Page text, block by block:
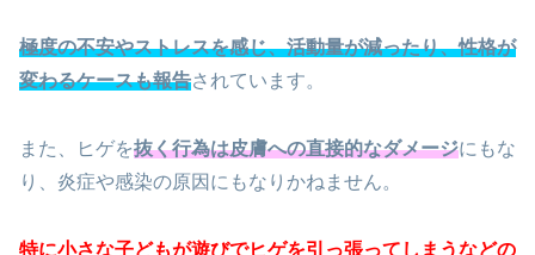
極度の不安やストレスを感じ、活動量が減ったり、性格が
変わるケースも報告されています。
また、ヒゲを抜く行為は皮膚への直接的なダメージにもな
り、炎症や感染の原因にもなりかねません。
特に小さな子どもが遊びでヒゲを引っ張ってしまうなどの